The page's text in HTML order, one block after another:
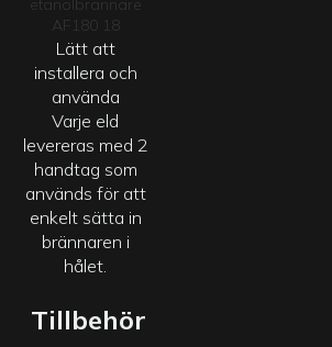
Lätt att
installera och
använda
Varje eld
levereras med 2
handtag som
används för att
enkelt sätta in
brännaren i
hålet.
Tillbehör